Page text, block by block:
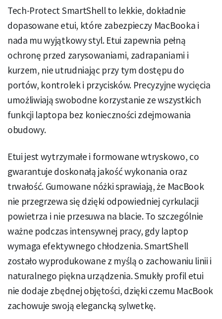
Tech-Protect SmartShell to lekkie, dokładnie
dopasowane etui, które zabezpieczy MacBooka i
nada mu wyjątkowy styl. Etui zapewnia pełną
ochronę przed zarysowaniami, zadrapaniami i
kurzem, nie utrudniając przy tym dostępu do
portów, kontrolek i przycisków. Precyzyjne wycięcia
umożliwiają swobodne korzystanie ze wszystkich
funkcji laptopa bez konieczności zdejmowania
obudowy.
Etui jest wytrzymałe i formowane wtryskowo, co
gwarantuje doskonałą jakość wykonania oraz
trwałość. Gumowane nóżki sprawiają, że MacBook
nie przegrzewa się dzięki odpowiedniej cyrkulacji
powietrza i nie przesuwa na blacie. To szczególnie
ważne podczas intensywnej pracy, gdy laptop
wymaga efektywnego chłodzenia. SmartShell
zostało wyprodukowane z myślą o zachowaniu linii i
naturalnego piękna urządzenia. Smukły profil etui
nie dodaje zbędnej objętości, dzięki czemu MacBook
zachowuje swoją elegancką sylwetkę.